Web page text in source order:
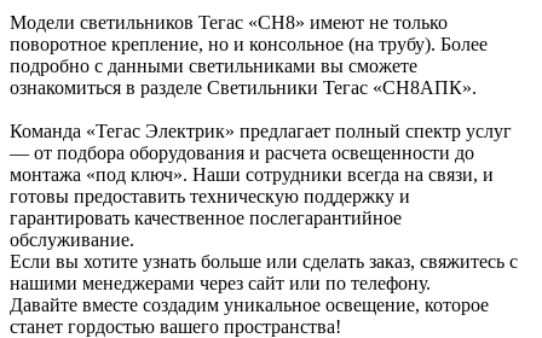
Модели светильников Тегас «СН8» имеют не только
поворотное крепление, но и консольное (на трубу). Более
подробно с данными светильниками вы сможете
ознакомиться в разделе Светильники Тегас «СН8АПК».
Команда «Тегас Электрик» предлагает полный спектр услуг
— от подбора оборудования и расчета освещенности до
монтажа «под ключ». Наши сотрудники всегда на связи, и
готовы предоставить техническую поддержку и
гарантировать качественное послегарантийное
обслуживание.
Если вы хотите узнать больше или сделать заказ, свяжитесь с
нашими менеджерами через сайт или по телефону.
Давайте вместе создадим уникальное освещение, которое
станет гордостью вашего пространства!